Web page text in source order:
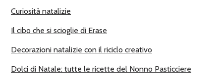
I
Curiosità natalizie
Il cibo che si scioglie di Erase
Decorazioni natalizie con il riciclo creativo
Dolci di Natale: tutte le ricette del Nonno Pasticciere